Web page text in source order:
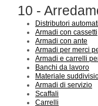
10 -
Distributori
Armadi con cassetti
Armadi con ante
Armadi per merci
Armadi e carrelli
Banchi da lavoro
Materiale
Armadi di servizio
Scaffali
Carrelli